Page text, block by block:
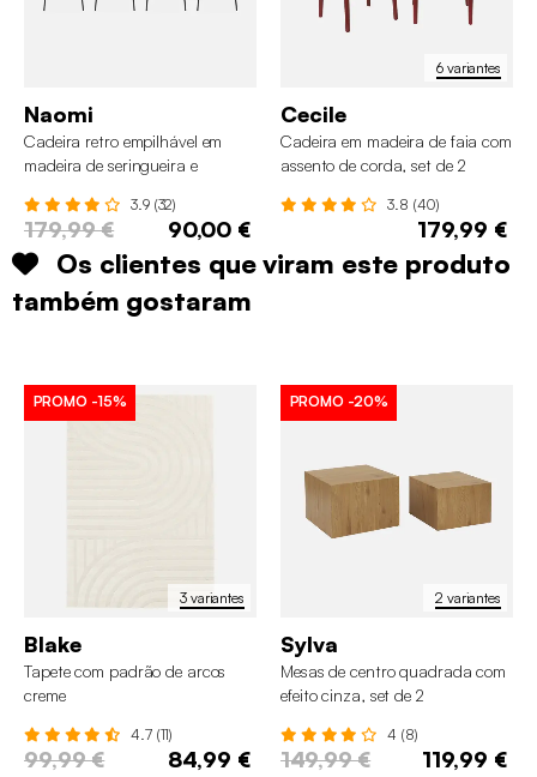
Naomi
Cadeira retro empilhável em
madeira de seringueira e
3.9 (32)
179,99 € 90,00 €
6 variantes
Cecile
Cadeira em madeira de faia com
assento de corda, set de 2
3.8 (40)
179,99 €
Os clientes que viram este produto
também gostaram
3 variantes
PROMO -15%
Blake
Tapete com padrão de arcos
creme
4.7 (11)
99,99 € 84,99 €
2 variantes
PROMO -20%
Sylva
Mesas de centro quadrada com
efeito cinza, set de 2
4 (8)
149,99 € 119,99 €